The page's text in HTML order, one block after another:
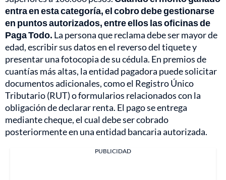
entra en esta categoría, el cobro debe gestionarse
en puntos autorizados, entre ellos las oficinas de
Paga Todo. La persona que reclama debe ser mayor de
edad, escribir sus datos en el reverso del tiquete y
presentar una fotocopia de su cédula. En premios de
cuantías más altas, la entidad pagadora puede solicitar
documentos adicionales, como el Registro Único
Tributario (RUT) o formularios relacionados con la
obligación de declarar renta. El pago se entrega
mediante cheque, el cual debe ser cobrado
posteriormente en una entidad bancaria autorizada.
PUBLICIDAD